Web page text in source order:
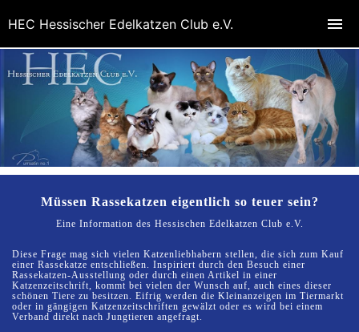
Müssen Rassekatzen eigentlich so teuer sein?
Eine Information des Hessischen Edelkatzen Club e.V.
Diese Frage mag sich vielen Katzenliebhabern stellen, die sich zum Kauf
einer Rassekatze entschließen. Inspiriert durch den Besuch einer
Rassekatzen-Ausstellung oder durch einen Artikel in einer
Katzenzeitschrift, kommt bei vielen der Wunsch auf, auch eines dieser
schönen Tiere zu besitzen. Eifrig werden die Kleinanzeigen im Tiermarkt
oder in gängigen Katzenzeitschriften gewälzt oder es wird bei einem
Verband direkt nach Jungtieren angefragt.
HEC Hessischer Edelkatzen Club e.V.